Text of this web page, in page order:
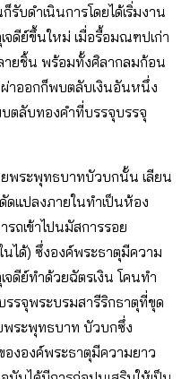
ดําเนินการโดยได้เริ่มงาน
จดีย์ขึ้นใหม่ เมื่อรื้อมณฑปเก่า
ยชิ้น พร้อมทั้งศิลากลมก้อน
าออกก็พบตลับเงินอันหนึ่ง
บตลับทองคําที่บรรจุบรรจุ
ยพระพุทธบาทบัวบกนั้น เลียน
แปลงภายในทําเป็นห้อง
ถเข้าไปนมัสการรอย
ได้) ซึ่งองค์พระธาตุมีความ
ดีย์ทําด้วยฉัตรเงิน โคนทํา
รจุพระบรมสารีริกธาตุที่ขุด
ระพุทธบาท บัวบกซึ่ง
งองค์พระธาตุมีความยาว